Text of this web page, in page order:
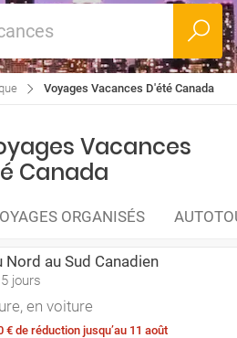
Voyages Vacances D'été Canada
Vacances
Canada
ORGANISÉS
Nord au Sud Canadien
jours
en voiture
€ de réduction jusqu’au 11 août